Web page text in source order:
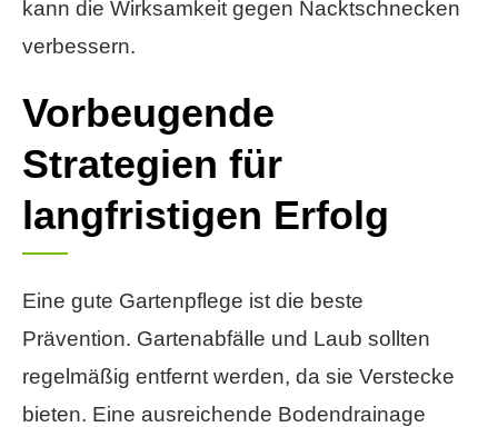
kann die Wirksamkeit gegen Nacktschnecken
verbessern.
Vorbeugende
Strategien für
langfristigen Erfolg
Eine gute Gartenpflege ist die beste
Prävention. Gartenabfälle und Laub sollten
regelmäßig entfernt werden, da sie Verstecke
bieten. Eine ausreichende Bodendrainage